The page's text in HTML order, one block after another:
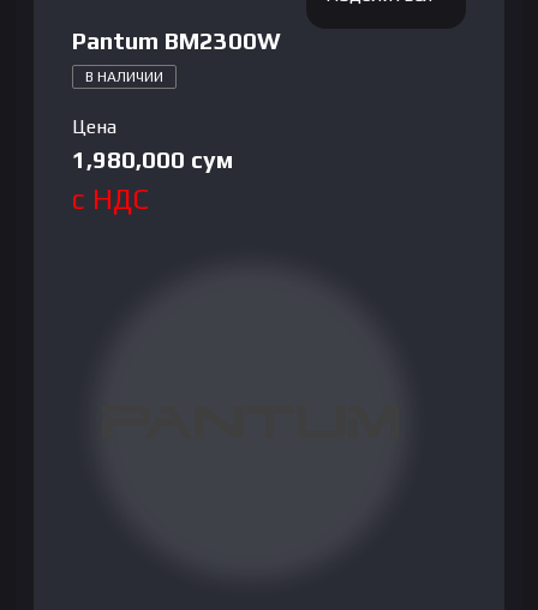
Pantum BM2300W
В НАЛИЧИИ
Цена
1,980,000 сум
с НДС